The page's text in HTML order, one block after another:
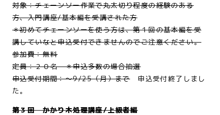
対象：チェーンソー作業で丸太切り程度の経験のある
方、入門講座/基本編を受講された方
＊初めてチェーンソーを使う方は、第１回の基本編を受
講していなと申込受付できませんのでご注意ください。
参加費：無料
定員：２０名 ＊申込多数の場合抽選
申込受付期間：～9/25（月）まで申込受付終了しまし
た。
第３回 かかり木処理講座/上級者編